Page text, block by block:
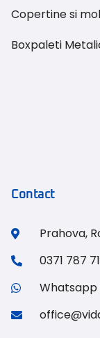
Copertine si
Boxpaleti
Contact
Prahova,
0371 787
Whatsapp